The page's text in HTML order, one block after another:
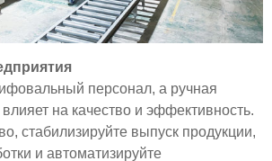
персонал, а ручная
на качество и эффективность.
стабилизируйте выпуск продукции,
и автоматизируйте